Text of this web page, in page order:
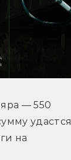
— 550
удастся
на